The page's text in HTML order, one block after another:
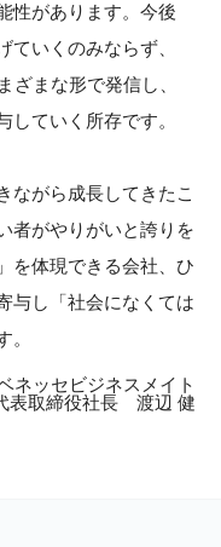
性があります。今後
ていくのみならず、
ざまな形で発信し、
していく所存です。
ながら成長してきたこ
者がやりがいと誇りを
を体現できる会社、ひ
与し「社会になくては
。
ネッセビジネスメイト
表取締役社長 渡辺 健